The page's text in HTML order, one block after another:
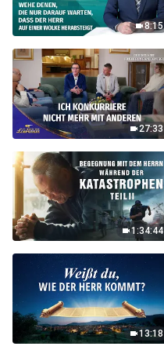
8:15
27:33
1:34:44
13:18